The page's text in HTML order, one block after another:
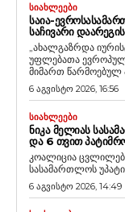
ᲡᲘᲐᲮᲚᲔᲔᲑᲘ
ᲡᲐᲘᲐ-
ᲡᲐᲩᲘᲕᲐᲠᲘ
„ახალგაზრდა
უფლებათა
მიმართ წარმოებულ
6 აგვისტო 2026, 16:56
ᲡᲘᲐᲮᲚᲔᲔᲑᲘ
ᲜᲘᲙᲐ ᲛᲔᲚᲘᲐᲡ
ᲓᲐ 6 ᲗᲕᲘᲗ
კოალიცია
სასამართლოს
6 აგვისტო 2026, 14:49